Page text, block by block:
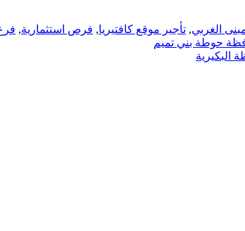
الغربي, تأجير موقع كافتيريا, فرص استثمارية,
حوطة بني تميم
البكيرية